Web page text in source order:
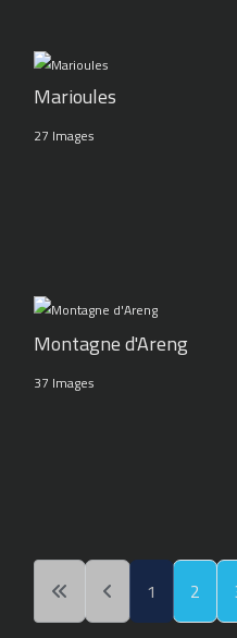
Marioules
27 Images
Montagne d'Areng
37 Images
1 2